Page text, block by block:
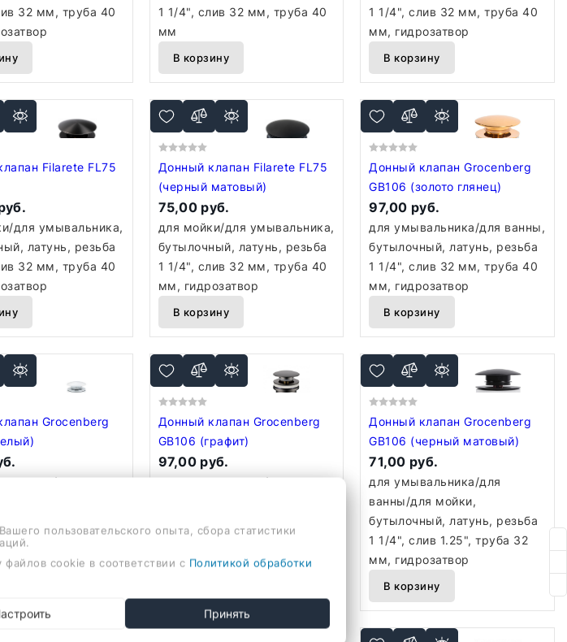
32 мм, труба 40
1 1/4", слив 32 мм, труба 40
мм
В корзину
1 1/4", слив 32 мм, труба 40
мм, гидрозатвор
В корзину
Filarete FL75
для умывальника,
латунь, резьба
32 мм, труба 40
Донный клапан Filarete FL75
(черный матовый)
75,00 руб.
для мойки/для умывальника,
бутылочный, латунь, резьба
1 1/4", слив 32 мм, труба 40
мм, гидрозатвор
В корзину
Донный клапан Grocenberg
GB106 (золото глянец)
97,00 руб.
для умывальника/для ванны,
бутылочный, латунь, резьба
1 1/4", слив 32 мм, труба 40
мм, гидрозатвор
В корзину
Grocenberg
для ванны,
латунь, резьба
Донный клапан Grocenberg
GB106 (графит)
97,00 руб.
для умывальника/для ванны,
мм, комбинированный
В корзину
Донный клапан Grocenberg
GB106 (черный матовый)
71,00 руб.
для умывальника/для
ванны/для мойки,
бутылочный, латунь, резьба
1 1/4", слив 1.25", труба 32
мм, гидрозатвор
В корзину
пользовательского опыта, сбора статистики
cookie в соответствии с Политикой обработки
Принять